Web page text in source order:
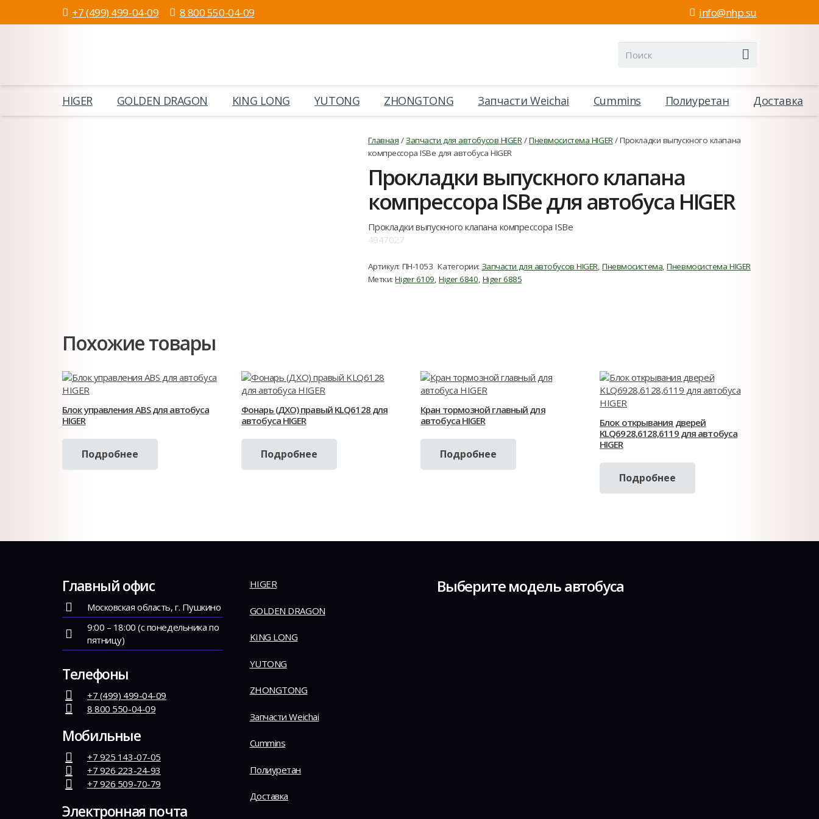
+7 (499) 499-04-09 8 800 550-04-09 info@nhp.su
HIGER GOLDEN DRAGON KING LONG YUTONG ZHONGTONG Запчасти Weichai Cummins Полиуретан Доставка
Главная /Запчасти для автобусов HIGER/Пневмосистема HIGER/ Прокладки выпускного клапана
компрессора ISBe для автобуса HIGER
Прокладки выпускного клапана
компрессора ISBe для автобуса HIGER
Прокладки выпускного клапана компрессора ISBe
4947027
Артикул: ПН-1053 Категории: Запчасти для автобусов HIGER,Пневмосистема,Пневмосистема HIGER
Метки:Higer 6109,Higer 6840, Higer 6885
Похожие товары
Блок управления ABS для автобуса
HIGER
Подробнее
Фонарь (ДХО) правый KLQ6128 для
автобуса HIGER
Подробнее
Кран тормозной главный для
автобуса HIGER
Подробнее
Блок открывания дверей
KLQ6928,6128,6119 для автобуса
HIGER
Подробнее
Главный офис
Московская область, г. Пушкино
9:00 – 18:00 (с понедельника по
пятницу)
Телефоны
+7 (499) 499-04-09
8 800 550-04-09
Мобильные
+7 925 143-07-05
+7 926 223-24-93
+7 926 509-70-79
Электронная почта
HIGER
GOLDEN DRAGON
KING LONG
YUTONG
ZHONGTONG
Запчасти Weichai
Cummins
Полиуретан
Доставка
Выберите модель автобуса